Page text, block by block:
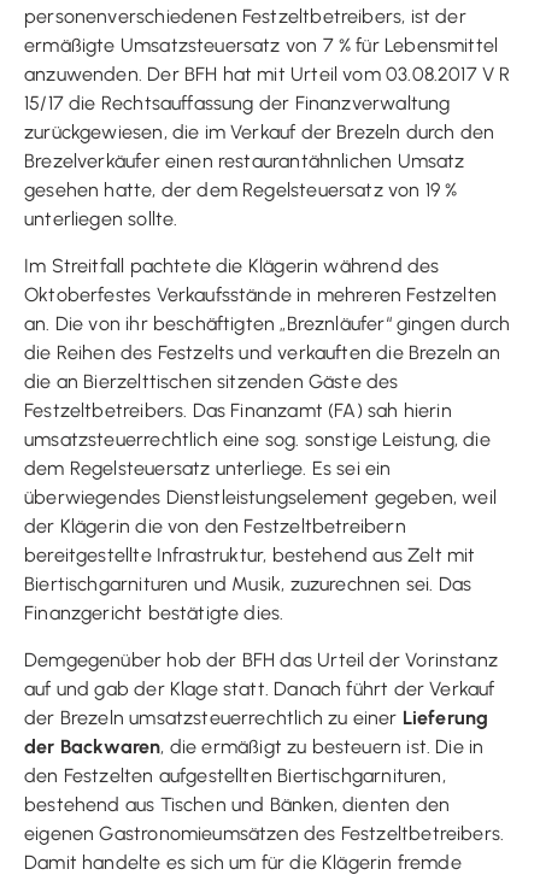
personenverschiedenen Festzeltbetreibers, ist der
ermäßigte Umsatzsteuersatz von 7 % für Lebensmittel
anzuwenden. Der BFH hat mit Urteil vom 03.08.2017 V R
15/17 die Rechtsauffassung der Finanzverwaltung
zurückgewiesen, die im Verkauf der Brezeln durch den
Brezelverkäufer einen restaurantähnlichen Umsatz
gesehen hatte, der dem Regelsteuersatz von 19 %
unterliegen sollte.
Im Streitfall pachtete die Klägerin während des
Oktoberfestes Verkaufsstände in mehreren Festzelten
an. Die von ihr beschäftigten „Breznläufer“ gingen durch
die Reihen des Festzelts und verkauften die Brezeln an
die an Bierzelttischen sitzenden Gäste des
Festzeltbetreibers. Das Finanzamt (FA) sah hierin
umsatzsteuerrechtlich eine sog. sonstige Leistung, die
dem Regelsteuersatz unterliege. Es sei ein
überwiegendes Dienstleistungselement gegeben, weil
der Klägerin die von den Festzeltbetreibern
bereitgestellte Infrastruktur, bestehend aus Zelt mit
Biertischgarnituren und Musik, zuzurechnen sei. Das
Finanzgericht bestätigte dies.
Demgegenüber hob der BFH das Urteil der Vorinstanz
auf und gab der Klage statt. Danach führt der Verkauf
der Brezeln umsatzsteuerrechtlich zu einer Lieferung
der Backwaren, die ermäßigt zu besteuern ist. Die in
den Festzelten aufgestellten Biertischgarnituren,
bestehend aus Tischen und Bänken, dienten den
eigenen Gastronomieumsätzen des Festzeltbetreibers.
Damit handelte es sich um für die Klägerin fremde